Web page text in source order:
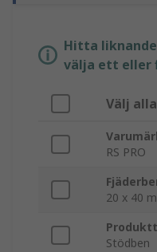
Hitta
välja ett eller
Välj alla
RS PRO
20 x 40
Stödben